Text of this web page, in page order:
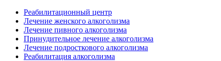
Реабилитационный центр
Лечение женского алкоголизма
Лечение пивного алкоголизма
Принудительное лечение алкоголизма
Лечение подросткового алкоголизма
Реабилитация алкоголизма